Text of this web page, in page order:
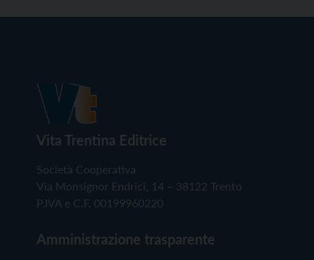
Vita Trentina Editrice
Società Cooperativa
Via Monsignor Endrici, 14 – 38122 Trento
P.IVA e C.F. 00199960220
Amministrazione trasparente